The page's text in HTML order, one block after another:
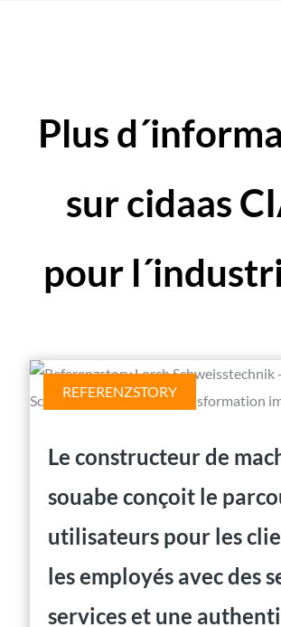
Plus
sur cidaas
pour
REFERENZSTORY
Le constructeur de
souabe conçoit le
utilisateurs pour les
les employés avec des
services et une